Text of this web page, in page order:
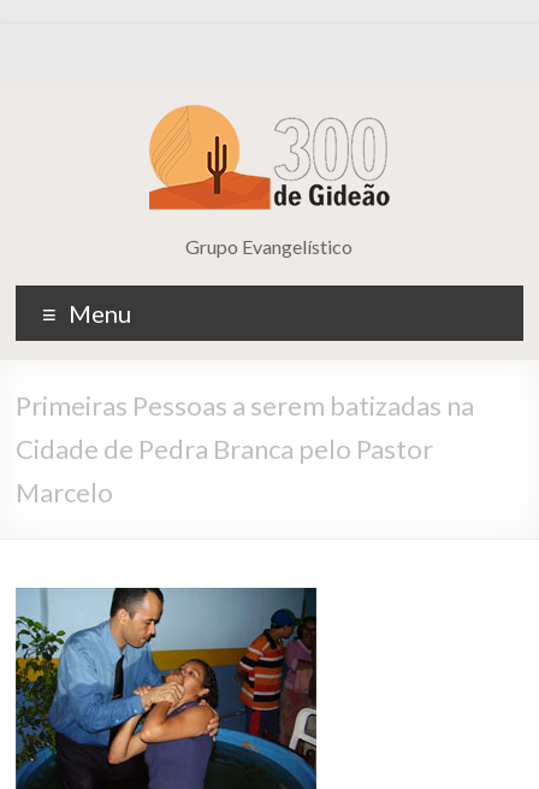
Grupo Evangelístico
Menu
Primeiras Pessoas a serem batizadas na
Cidade de Pedra Branca pelo Pastor
Marcelo